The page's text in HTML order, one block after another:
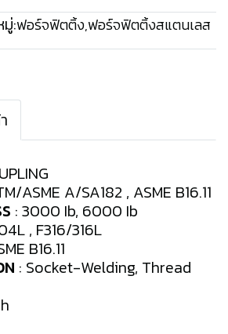
:ฟอร์จฟิตติ้ง,ฟอร์จฟิตติ้งสแตนเลส
ASME A/SA182 , ASME B16.11
: 3000 Ib, 6000 Ib
, F316/316L
B16.11
: Socket-Welding, Thread